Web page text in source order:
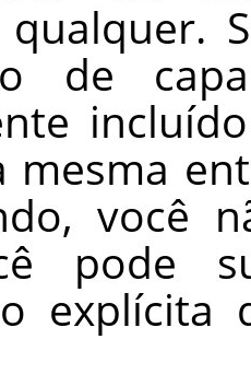
qualquer.
de
mesma
você
pode